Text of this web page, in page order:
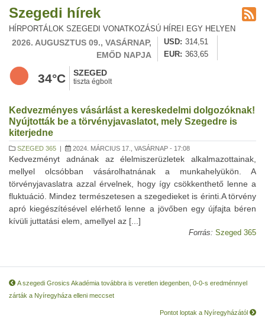
Szegedi hírek
HÍRPORTÁLOK SZEGEDI VONATKOZÁSÚ HÍREI EGY HELYEN
2026. AUGUSZTUS 09., VASÁRNAP,
EMŐD NAPJA
USD
314,51
EUR
363,65
34°C SZEGED
tiszta égbolt
Kedvezményes vásárlást a kereskedelmi dolgozóknak!
Nyújtották be a törvényjavaslatot, mely Szegedre is
kiterjedne
SZEGED 365 | 2024. MÁRCIUS 17., VASÁRNAP - 17:08
Kedvezményt adnának az élelmiszerüzletek alkalmazottainak,
mellyel olcsóbban vásárolhatnának a munkahelyükön. A
törvényjavaslatra azzal érvelnek, hogy így csökkenthető lenne a
fluktuáció. Mindez természetesen a szegedieket is érinti.A törvény
apró kiegészítésével elérhető lenne a jövőben egy újfajta béren
kívüli juttatási elem, amellyel az [...]
Forrás: Szeged 365
A szegedi Grosics Akadémia továbbra is veretlen idegenben, 0-0-s eredménnyel
zárták a Nyíregyháza elleni meccset
Pontot loptak a Nyíregyházától